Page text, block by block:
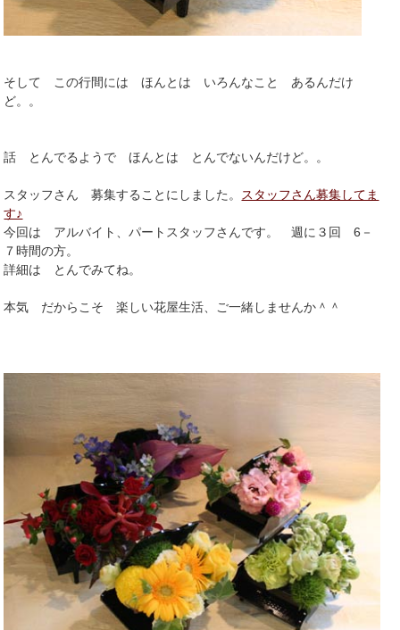
そして この行間には ほんとは いろんなこと あるんだけ
ど。。
話 とんでるようで ほんとは とんでないんだけど。。
スタッフさん 募集することにしました。 スタッフさん募集してま
す♪
今回は アルバイト、パートスタッフさんです。 週に３回 6－
７時間の方。
詳細は とんでみてね。
本気 だからこそ 楽しい花屋生活、ご一緒しませんか＾＾